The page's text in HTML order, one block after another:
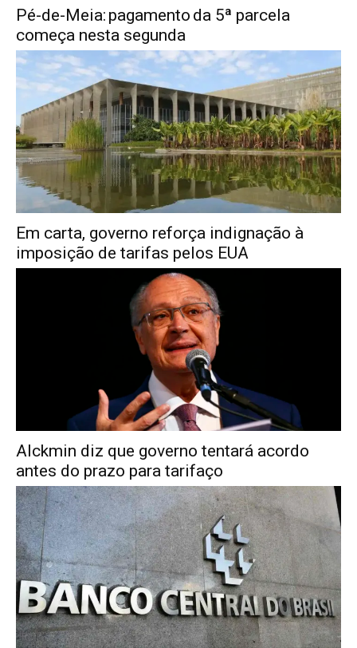
Pé-de-Meia: pagamento da 5ª parcela
começa nesta segunda
Em carta, governo reforça indignação à
imposição de tarifas pelos EUA
Alckmin diz que governo tentará acordo
antes do prazo para tarifaço